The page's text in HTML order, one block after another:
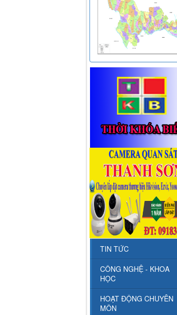
TIN TỨC
CÔNG NGHỆ - KHOA
HỌC
HOẠT ĐỘNG CHUYÊN
MÔN